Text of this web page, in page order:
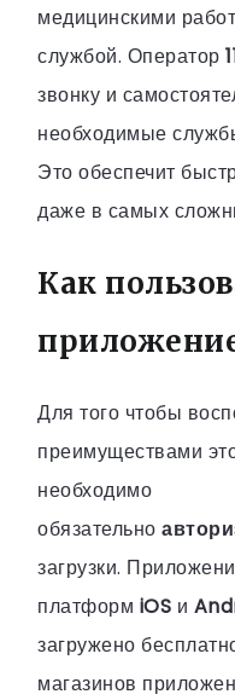
медицинскими
службой. Оператор
звонку и
необходимые
Это обеспечит
даже в самых
Как
Для того чтобы
преимуществами
необходимо
обязательно
загрузки.
платформ iOS и
загружено
магазинов